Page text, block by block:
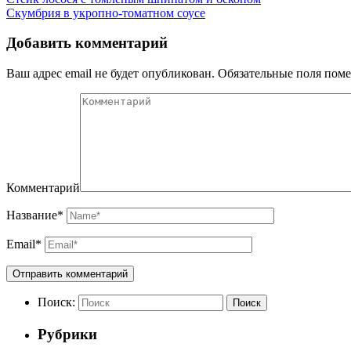
Скумбрия в укропно-томатном соусе
Добавить комментарий
Ваш адрес email не будет опубликован. Обязательные поля
Комментарий
Название*
Email*
Поиск: Поиск
Рубрики